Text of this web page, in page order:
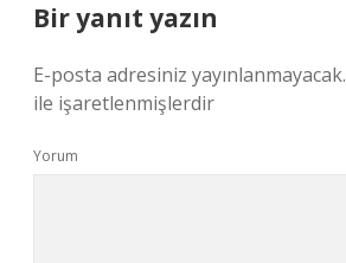
Bir yanıt yazın
E-posta adresiniz yayınlanmayacak.
ile işaretlenmişlerdir
Yorum